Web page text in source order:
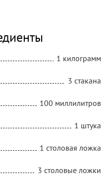
1 килограмм
3 стакана
100 миллилитров
1 штука
1 столовая ложка
3 столовые ложки